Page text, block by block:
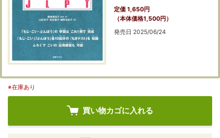
定価 1,650円
（本体価格1,500円）
発売日 2025/06/24
※在庫あり
買い物カゴに入れる